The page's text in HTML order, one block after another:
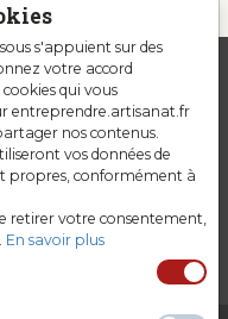
s'appuient sur des
votre accord
qui vous
entreprendre.artisanat.fr
nos contenus.
vos données de
propres, conformément à
retirer votre consentement,
En savoir plus